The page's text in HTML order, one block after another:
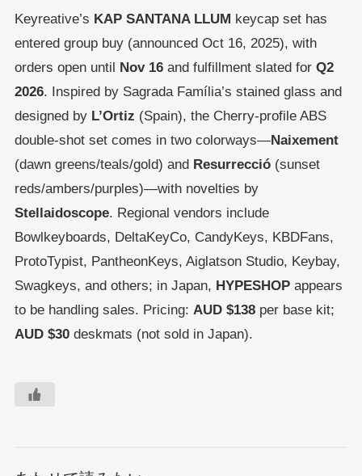
Keyreative’s KAP SANTANA LLUM keycap set has
entered group buy (announced Oct 16, 2025), with
orders open until Nov 16and fulfillment slated for Q2
2026. Inspired by Sagrada Família’s stained glass and
designed by L’Ortiz (Spain), the Cherry-profile ABS
double-shot set comes in two colorways—Naixement
(dawn greens/teals/gold) and Resurrecció(sunset
reds/ambers/purples)—with novelties by
Stellaidoscope. Regional vendors include
Bowlkeyboards, DeltaKeyCo, CandyKeys, KBDFans,
ProtoTypist, PantheonKeys, Aiglatson Studio, Keybay,
Swagkeys, and others; in Japan, HYPESHOPappears
to be handling sales. Pricing: AUD $138per base kit;
AUD $30deskmats (not sold in Japan).